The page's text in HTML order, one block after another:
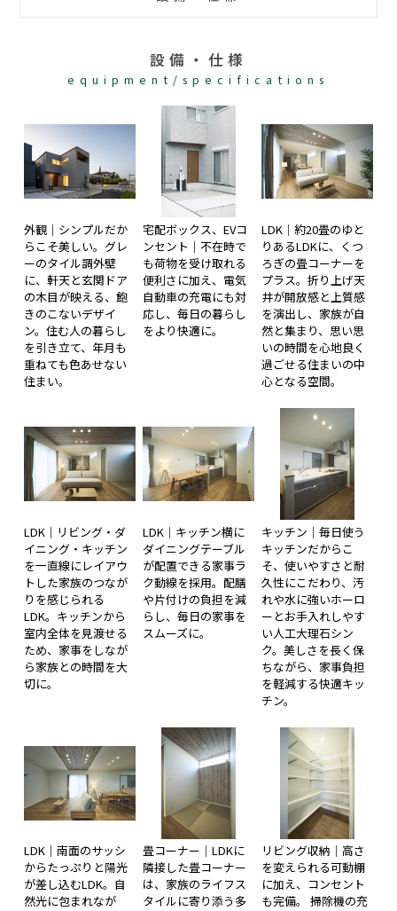
設備・仕様
equipment/specifications
外観｜シンプルだか
らこそ美しい。グレ
ーのタイル調外壁
に、軒天と玄関ドア
の木目が映える、飽
きのこないデザイ
ン。住む人の暮らし
を引き立て、年月も
重ねても色あせない
住まい。
宅配ボックス、EVコ
ンセント｜不在時で
も荷物を受け取れる
便利さに加え、電気
自動車の充電にも対
応し、毎日の暮らし
をより快適に。
LDK｜約20畳のゆと
りあるLDKに、くつ
ろぎの畳コーナーを
プラス。折り上げ天
井が開放感と上質感
を演出し、家族が自
然と集まり、思い思
いの時間を心地良く
過ごせる住まいの中
心となる空間。
LDK｜リビング・ダ
イニング・キッチン
を一直線にレイアウ
トした家族のつなが
りを感じられる
LDK。キッチンから
室内全体を見渡せる
ため、家事をしなが
ら家族との時間を大
切に。
LDK｜キッチン横に
ダイニングテーブル
が配置できる家事ラ
ク動線を採用。配膳
や片付けの負担を減
らし、毎日の家事を
スムーズに。
キッチン｜毎日使う
キッチンだからこ
そ、使いやすさと耐
久性にこだわり、汚
れや水に強いホーロ
ーとお手入れしやす
い人工大理石シン
ク。美しさを長く保
ちながら、家事負担
を軽減する快適キッ
チン。
LDK｜南面のサッシ
からたっぷりと陽光
が差し込むLDK。自
然光に包まれなが
畳コーナー｜LDKに
隣接した畳コーナー
は、家族のライフス
タイルに寄り添う多
リビング収納｜高さ
を変えられる可動棚
に加え、コンセント
も完備。 掃除機の充